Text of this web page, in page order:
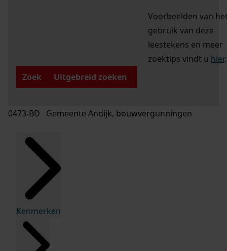
Voorbeelden van
gebruik van deze
leestekens en meer
zoektips vindt u hier.
Zoek
Uitgebreid zoeken
0473-BD Gemeente Andijk, bouwvergunningen
Kenmerken